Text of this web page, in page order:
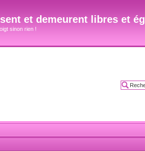
et demeurent libres et
sinon rien !